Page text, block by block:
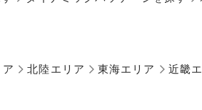
北陸エリア 東海エリア 近畿